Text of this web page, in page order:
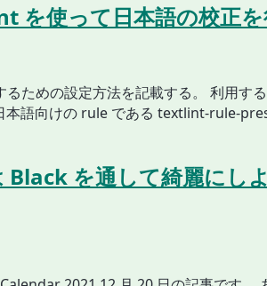
を使って日本語の校正を
るための設定方法を記載する。 利用す
本語向けの rule である textlint-rule-
を通して綺麗にし